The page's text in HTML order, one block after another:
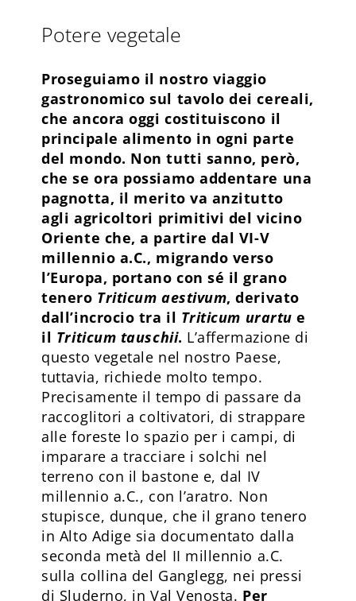
Potere vegetale
Proseguiamo il nostro viaggio
gastronomico sul tavolo dei cereali,
che ancora oggi costituiscono il
principale alimento in ogni parte
del mondo. Non tutti sanno, però,
che se ora possiamo addentare una
pagnotta, il merito va anzitutto
agli agricoltori primitivi del vicino
Oriente che, a partire dal VI-V
millennio a.C., migrando verso
l’Europa, portano con sé il grano
tenero Triticum aestivum, derivato
dall’incrocio tra il Triticum urartu e
il Triticum tauschii. L’affermazione di
questo vegetale nel nostro Paese,
tuttavia, richiede molto tempo.
Precisamente il tempo di passare da
raccoglitori a coltivatori, di strappare
alle foreste lo spazio per i campi, di
imparare a tracciare i solchi nel
terreno con il bastone e, dal IV
millennio a.C., con l’aratro. Non
stupisce, dunque, che il grano tenero
in Alto Adige sia documentato dalla
seconda metà del II millennio a.C.
sulla collina del Ganglegg, nei pressi
di Sluderno, in Val Venosta. Per